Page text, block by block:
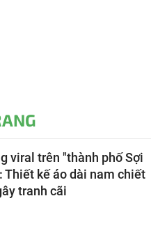
viral trên "thành phố Sợi
Thiết kế áo dài nam chiết
tranh cãi